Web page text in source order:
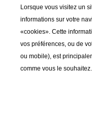
Lorsque vous visitez un
informations sur votre
«cookies». Cette
vos préférences, ou de
ou mobile), est
comme vous le souhaitez.